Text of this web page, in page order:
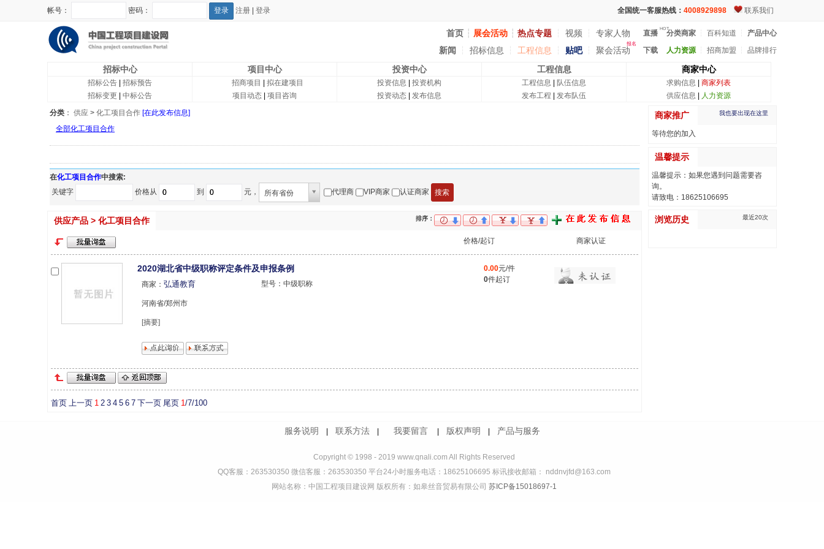
帐号： 密码： 注册 登录 全国统一客服热线： 4008929898 联系我们
首页 ┆ 展会活动 ┆ 热点专题 视频
专家人物
新闻
招标信息 工程信息 贴吧┆ 聚会活动
报名
直播
HOT
下载
分类商家 百科知道
产品中心
人力资源┆ 招商加盟 品牌排行
招标中心 项目中心 投资中心 工程信息 商家中心
招标公告
招标预告
招标变更
中标公告
招商项目
拟在建项目
项目动态
项目咨询
投资信息
投资机构
投资动态
发布信息
工程信息
队伍信息
发布工程
发布队伍
求购信息
商家列表
供应信息
人力资源
分类 ： 供应 > 化工项目合作 [在此发布信息]
全部化工项目合作
在化工项目合作中搜索:
关键字
价格从 到 元， 所有省份 代理商 VIP商家 认证商家
供应产品 > 化工项目合作 排序：
价格/起订 商家认证
2020湖北省中级职称评定条件及申报条例
商家： 弘通教育 型号：中级职称
河南省/郑州市
[摘要]
0.00元/件
0件起订
首页 上一页 1 2 3 4 5 6 7 下一页 尾页 1/7/100
商家推广 我也要出现在这里
等待您的加入
温馨提示
温馨提示：如果您遇到问题需要咨
询。
请致电：18625106695
浏览历史 最近20次
服务说明 联系方法| 我要留言 版权声明 产品与服务
Copyright © 1998 - 2019 www.qnali.com All Rights Reserved
QQ客服：263530350 微信客服：263530350 平台24小时服务电话：18625106695 标讯接收邮箱： nddnvjfd@163.com
网站名称：中国工程项目建设网 版权所有：如皋丝音贸易有限公司 苏ICP备15018697-1